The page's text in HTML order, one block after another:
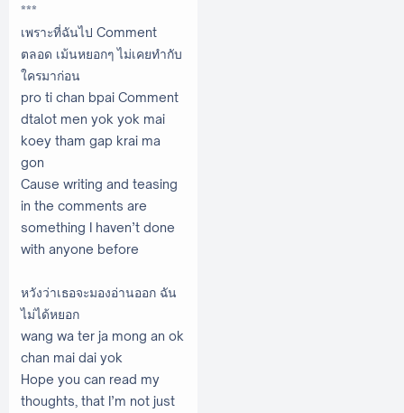
***
เพราะที่ฉันไป Comment
ตลอด เม้นหยอกๆ ไม่เคยทำกับ
ใครมาก่อน
pro ti chan bpai Comment
dtalot men yok yok mai
koey tham gap krai ma
gon
Cause writing and teasing
in the comments are
something I haven’t done
with anyone before
หวังว่าเธอจะมองอ่านออก ฉัน
ไม่ได้หยอก
wang wa ter ja mong an ok
chan mai dai yok
Hope you can read my
thoughts, that I’m not just